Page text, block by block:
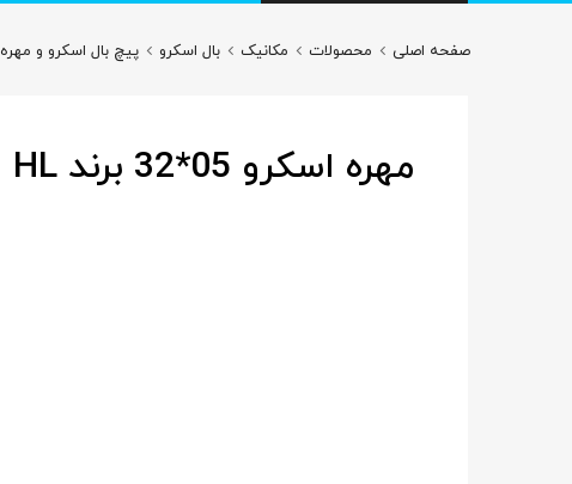
صفحه اصلی محصولات مکانیک بال اسکرو پیچ بال اسکرو و مهره HL
مهره اسکرو 05*32 برند HL